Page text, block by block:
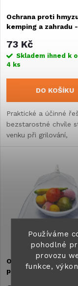
Používáme
pohodlné
provozu
funkce,
p
r
o
d
u
k
s
p
r
o
d
u
Ochrana proti
kemping a zahradu
73 Kč
Skladem ihned k
4 ks
DO KOŠÍKU
Praktické a účinné
bezstarostné chvíle
venku při grilování,
Ochranná síťka na
potraviny proti